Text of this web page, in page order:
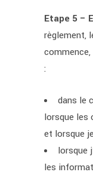
Etape 5 –
règlement,
:
dans le
lorsque les
et lorsque
lorsque
les